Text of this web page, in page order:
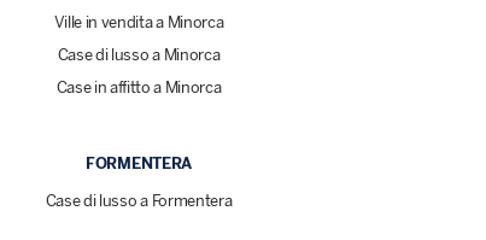
Ville in vendita a Minorca
Case di lusso a Minorca
Case in affitto a Minorca
FORMENTERA
Case di lusso a Formentera